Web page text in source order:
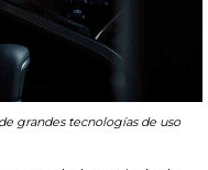
grandes tecnologías de uso